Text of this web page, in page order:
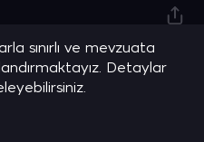
sınırlı ve mevzuata
Detaylar